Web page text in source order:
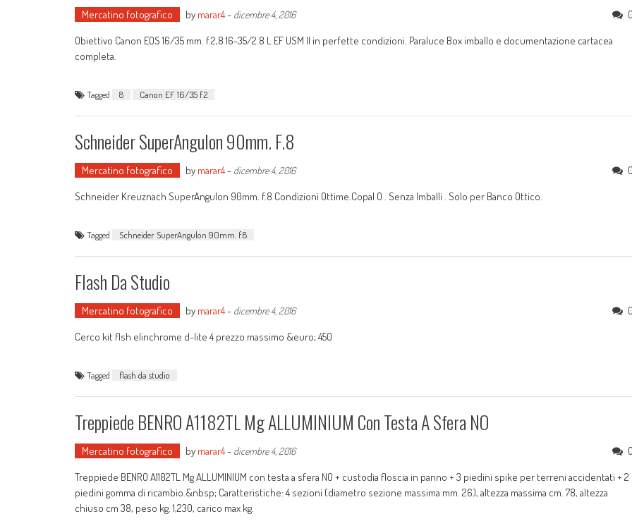
Mercatino fotografico by marar4- dicembre 4, 2016
0
Obiettivo Canon EOS 16/35 mm. f.2,8 16-35/2.8 L EF USM II in perfette condizioni. Paraluce Box imballo e documentazione cartacea
completa.
Tagged 8 Canon EF 16/35 f.2
Schneider SuperAngulon 90mm. F.8
Mercatino fotografico by marar4- dicembre 4, 2016
0
Schneider Kreuznach SuperAngulon 90mm. f.8 Condizioni Ottime.Copal O . Senza Imballi . Solo per Banco Ottico.
Tagged Schneider SuperAngulon 90mm. f.8
Flash Da Studio
Mercatino fotografico by marar4- dicembre 4, 2016
0
Cerco kit flsh elinchrome d-lite 4 prezzo massimo &euro; 450
Tagged flash da studio
Treppiede BENRO A1182TL Mg ALLUMINIUM Con Testa A Sfera NO
Mercatino fotografico by marar4- dicembre 4, 2016
0
Treppiede BENRO A1182TL Mg ALLUMINIUM con testa a sfera NO + custodia floscia in panno + 3 piedini spike per terreni accidentati + 2
piedini gomma di ricambio.&nbsp; Caratteristiche: 4 sezioni (diametro sezione massima mm. 26), altezza massima cm. 78, altezza
chiuso cm 38, peso kg. 1,230, carico max kg.